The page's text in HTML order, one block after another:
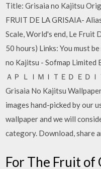
Title: Grisaia no Kajitsu
FRUIT DE LA GRISAIA-
Scale, World's end, Le Fruit
50 hours) Links: You must
no Kajitsu - Sofmap Limited
ＡＰ ＬＩＭＩＴＥＤ ＥＤ
Grisaia No Kajitsu
images hand-picked by our
wallpaper and we will
category. Download, share
For The Fruit of